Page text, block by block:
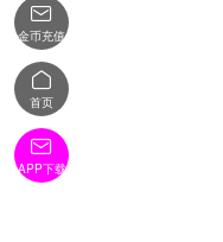

金币充值

首页

APP下载